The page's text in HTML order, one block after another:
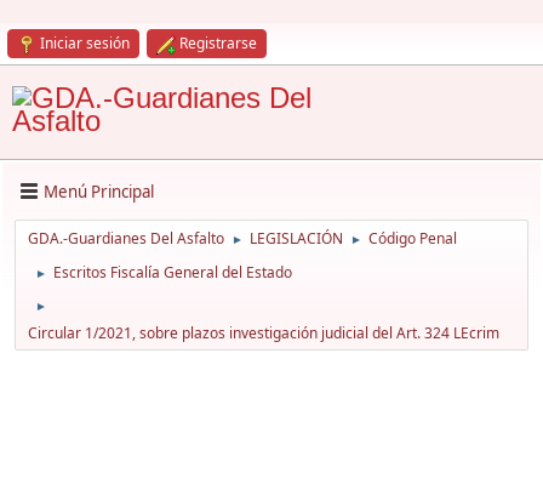
Iniciar sesión Registrarse
Menú Principal
GDA.-Guardianes Del Asfalto ► LEGISLACIÓN ► Código Penal
► Escritos Fiscalía General del Estado
►
Circular 1/2021, sobre plazos investigación judicial del Art. 324 LEcrim